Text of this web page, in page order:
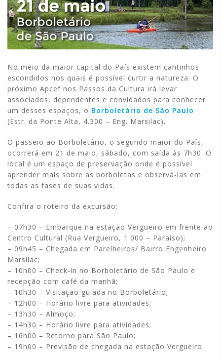
No meio da maior capital do País existem cantinhos
escondidos nos quais é possível curtir a natureza. O
próximo Apcef nos Passos da Cultura irá levar
associados, dependentes e convidados para conhecer
um desses espaços, o Borboletário de São Paulo
(Estr. da Ponte Alta, 4.300 – Eng. Marsilac).
O passeio ao Borboletário, o segundo maior do País,
ocorrerá em 21 de maio, sábado, com saída às 7h30. O
local é um espaço de preservação onde é possível
aprender mais sobre as borboletas e observá-las em
todas as fases de suas vidas.
Confira o roteiro da excursão:
– 07h30 – Embarque na estação Vergueiro em frente ao
Centro Cultural (Rua Vergueiro, 1.000 – Paraíso);
– 09h45 – Chegada em Parelheiros/ Bairro Engenheiro
Marsilac;
– 10h00 – Check-in no Borboletário de São Paulo e
recepção com café da manhã;
– 10h30 – Visitação guiada no Borboletário;
– 12h00 – Horário livre para atividades;
– 13h30 – Almoço;
– 14h30 – Horário livre para atividades;
– 16h00 – Retorno para São Paulo;
– 19h00 – Previsão de chegada na estação Vergueiro